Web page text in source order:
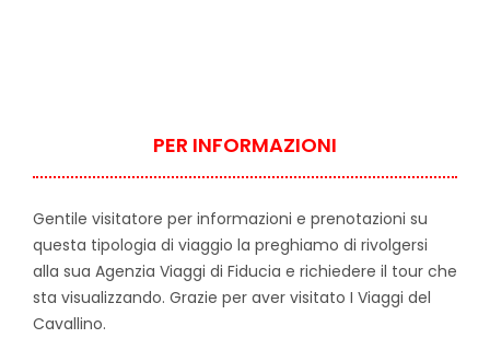
PER INFORMAZIONI
Gentile visitatore per informazioni e prenotazioni su
questa tipologia di viaggio la preghiamo di rivolgersi
alla sua Agenzia Viaggi di Fiducia e richiedere il tour che
sta visualizzando. Grazie per aver visitato I Viaggi del
Cavallino.